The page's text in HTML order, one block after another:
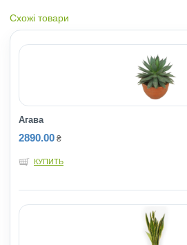
Схожі товари
Агава
2890.00 ₴
КУПИТЬ